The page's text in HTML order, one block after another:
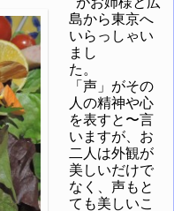
島から東京へ
いらっしゃい
まし
た。
「声」がその
人の精神や心
を表すと〜言
いますが、お
二人は外観が
美しいだけで
なく、声もと
ても美しいこ